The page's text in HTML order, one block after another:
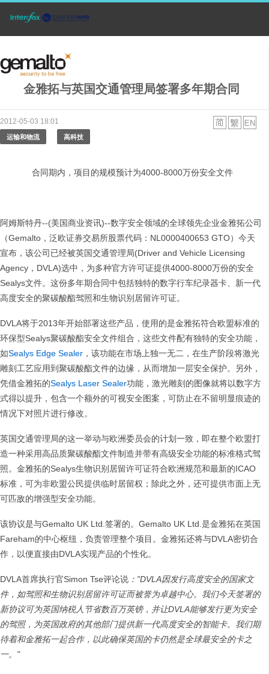
金雅拓与英国交通管理局签署多年期合同
2012-05-03 18:01
运输和物流 高科技
合同期内，项目的规模预计为4000-8000万份安全文件
阿姆斯特丹--(美国商业资讯)--数字安全领域的全球领先企业金雅拓公司
（Gemalto，泛欧证券交易所股票代码：NL0000400653 GTO）今天
宣布，该公司已经被英国交通管理局(Driver and Vehicle Licensing
Agency，DVLA)选中，为多种官方许可证提供4000-8000万份的安全
Sealys文件。这份多年期合同中包括独特的数字行车纪录器卡、新一代
高度安全的聚碳酸酯驾照和生物识别居留许可证。
DVLA将于2013年开始部署这些产品，使用的是金雅拓符合欧盟标准的
环保型Sealys聚碳酸酯安全文件组合，这些文件配有独特的安全功能，
如Sealys Edge Sealer ，该功能在市场上独一无二，在生产阶段将激光
雕刻工艺应用到聚碳酸酯文件的边缘，从而增加一层安全保护。另外，
凭借金雅拓的Sealys Laser Sealer功能，激光雕刻的图像就将以数字方
式得以提升，包含一个额外的可视安全图案，可防止在不留明显痕迹的
情况下对照片进行修改。
英国交通管理局的这一举动与欧洲委员会的计划一致，即在整个欧盟打
造一种采用高品质聚碳酸酯文件制造并带有高级安全功能的标准格式驾
照。金雅拓的Sealys生物识别居留许可证符合欧洲规范和最新的ICAO
标准，可为非欧盟公民提供临时居留权；除此之外，还可提供市面上无
可匹敌的增强型安全功能。
该协议是与Gemalto UK Ltd.签署的。Gemalto UK Ltd.是金雅拓在英国
Fareham的中心枢纽，负责管理整个项目。金雅拓还将与DVLA密切合
作，以便直接由DVLA实现产品的个性化。
DVLA首席执行官Simon Tse评论说 ： "DVLA因发行高度安全的国家文
件，如驾照和生物识别居留许可证而被誉为卓越中心。我们今天签署的
新协议可为英国纳税人节省数百万英镑，并让DVLA能够发行更为安全
的驾照，为英国政府的其他部门提供新一代高度安全的智能卡。我们期
待着和金雅拓一起合作，以此确保英国的卡仍然是全球最安全的卡之
一。"